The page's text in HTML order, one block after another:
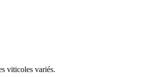
viticoles variés.